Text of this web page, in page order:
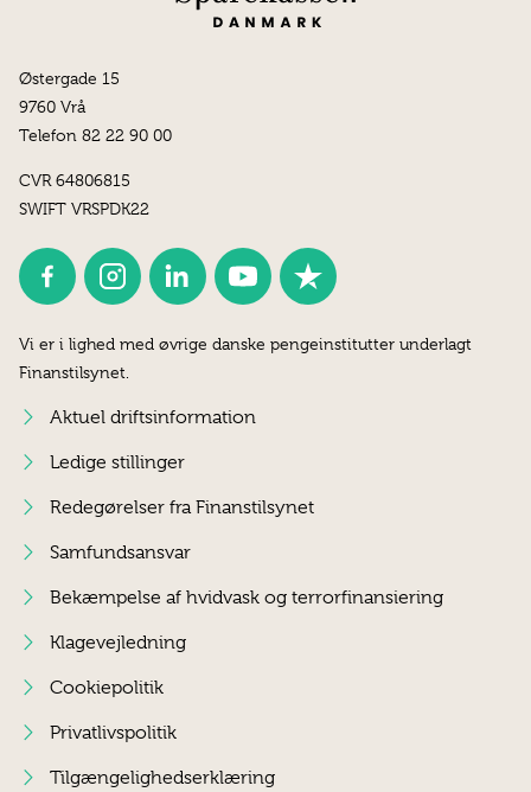
Østergade 15
9760 Vrå
Telefon 82 22 90 00
CVR 64806815
SWIFT VRSPDK22
Vi er i lighed med øvrige danske pengeinstitutter underlagt
Finanstilsynet.
Aktuel driftsinformation
Ledige stillinger
Redegørelser fra Finanstilsynet
Samfundsansvar
Bekæmpelse af hvidvask og terrorfinansiering
Klagevejledning
Cookiepolitik
Privatlivspolitik
Tilgængelighedserklæring